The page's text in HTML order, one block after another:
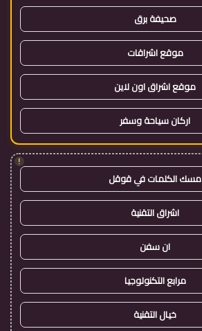
صحيفة برق
موقع اشراقات
موقع اشراق اون لاين
اركان سياحة وسفر
!
مسك الكلمات في قوقل
اشراق التقنية
ان سفن
مرابع التكنولوجيا
خيال التقنية